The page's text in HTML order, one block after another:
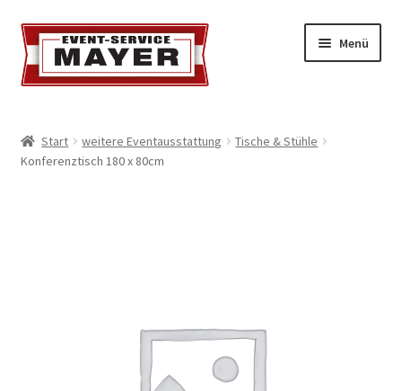
Menü
Event-Service
Start weitere Eventausstattung
Tische & Stühle
Konferenztisch 180 x 80cm